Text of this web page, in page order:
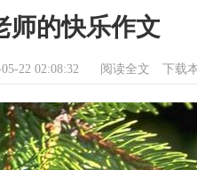
师的快乐作文
22 02:08:32 阅读全文 下载